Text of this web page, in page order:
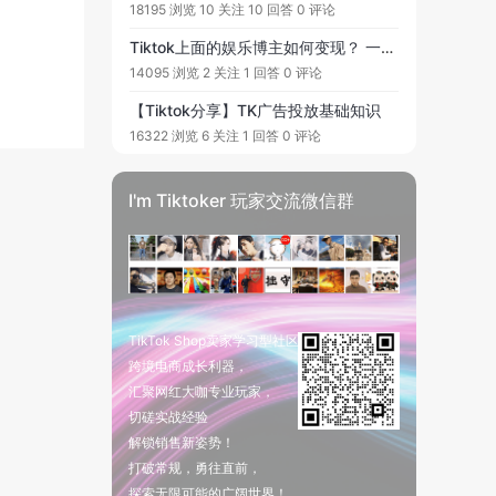
18195 浏览 10 关注 10 回答 0 评论
Tiktok上面的娱乐博主如何变现？ 一起进帖，畅所欲言！
14095 浏览 2 关注 1 回答 0 评论
【Tiktok分享】TK广告投放基础知识
16322 浏览 6 关注 1 回答 0 评论
I'm Tiktoker 玩家交流微信群
TikTok Shop卖家学习型社区
跨境电商成长利器，
汇聚网红大咖专业玩家，
切磋实战经验
解锁销售新姿势！
打破常规，勇往直前，